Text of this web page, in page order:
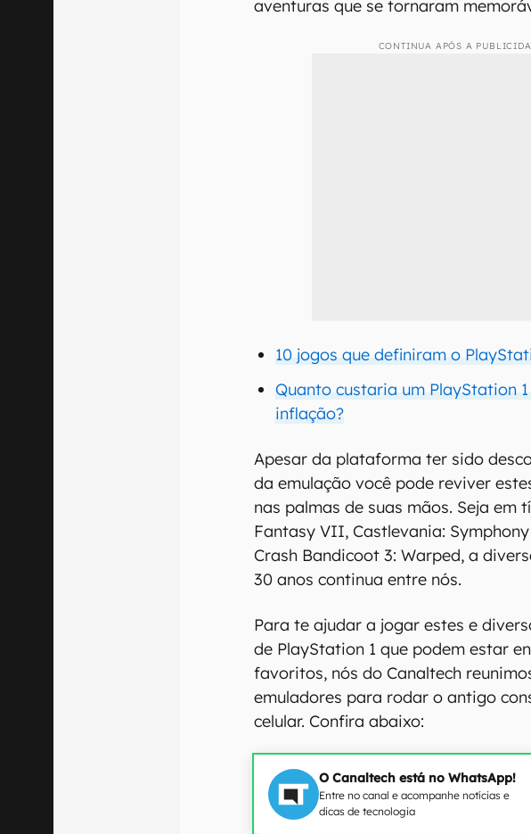
aventuras que se tornaram
CONTINUA APÓS A
10 jogos que definiram o
Quanto custaria um PlayStation
inflação?
Apesar da plataforma ter sido
da emulação você pode reviver
nas palmas de suas mãos. Seja em
Fantasy VII, Castlevania:
Crash Bandicoot 3: Warped, a
30 anos continua entre nós.
Para te ajudar a jogar estes e
de PlayStation 1 que podem estar
favoritos, nós do Canaltech
emuladores para rodar o antigo
celular. Confira abaixo:
O Canaltech está no WhatsApp!
Entre no canal e acompanhe notícias e
dicas de tecnologia